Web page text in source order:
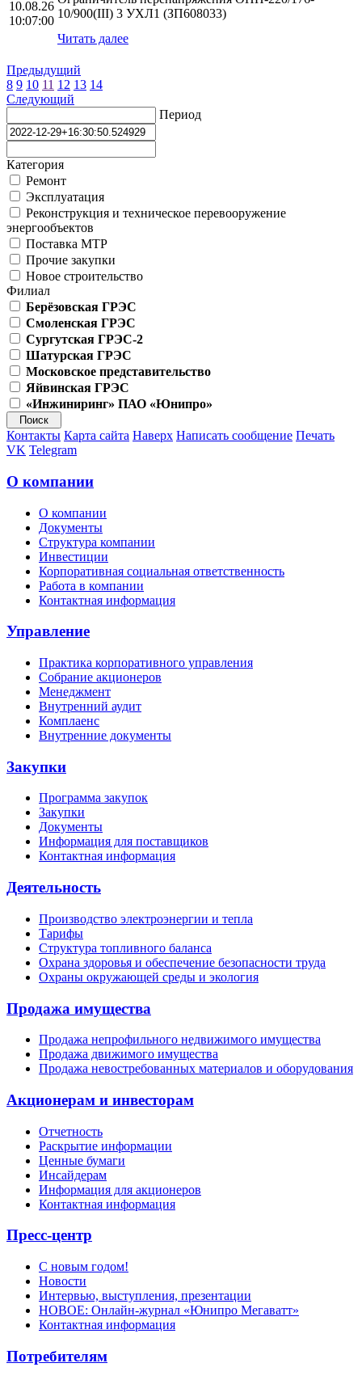
10.08.26
10:07:00
10/900(III) 3 УХЛ1 (ЗП608033)
Читать далее
Предыдущий
8 9 10 11 12 13 14
Следующий
Период
Категория
Ремонт
Эксплуатация
Реконструкция и техническое перевооружение
энергообъектов
Поставка МТР
Прочие закупки
Новое строительство
Филиал
Берёзовская ГРЭС
Смоленская ГРЭС
Сургутская ГРЭС-2
Шатурская ГРЭС
Московское представительство
Яйвинская ГРЭС
«Инжиниринг» ПАО «Юнипро»
Контакты Карта сайта Наверх Написать сообщение Печать
VK Telegram
О компании
О компании
Документы
Структура компании
Инвестиции
Корпоративная социальная ответственность
Работа в компании
Контактная информация
Управление
Практика корпоративного управления
Собрание акционеров
Менеджмент
Внутренний аудит
Комплаенс
Внутренние документы
Закупки
Программа закупок
Закупки
Документы
Информация для поставщиков
Контактная информация
Деятельность
Производство электроэнергии и тепла
Тарифы
Структура топливного баланса
Охрана здоровья и обеспечение безопасности труда
Охраны окружающей среды и экология
Продажа имущества
Продажа непрофильного недвижимого имущества
Продажа движимого имущества
Продажа невостребованных материалов и оборудования
Акционерам и инвесторам
Отчетность
Раскрытие информации
Ценные бумаги
Инсайдерам
Информация для акционеров
Контактная информация
Пресс-центр
С новым годом!
Новости
Интервью, выступления, презентации
НОВОЕ: Онлайн-журнал «Юнипро Мегаватт»
Контактная информация
Потребителям